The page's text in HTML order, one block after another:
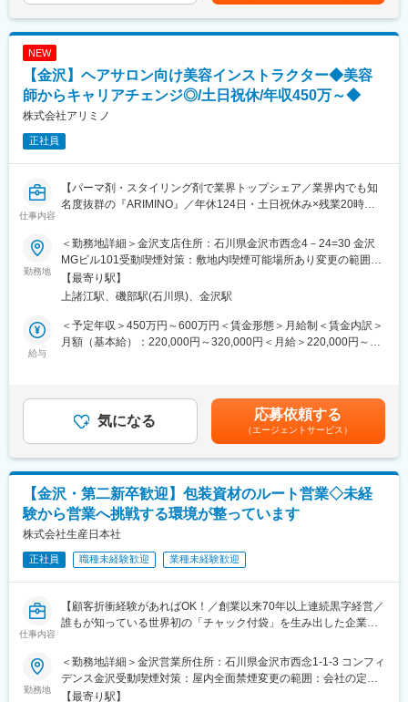
・商品の受注・販売状況の確認
※担当顧客：30～50社程度
※既存顧客中心のため、飛び込み営業はありません
※週2～3日程度の出張が発生する場合があります（エリアによ
・「売る営業」ではなく「経営を支える営業」
サロンオーナーと伴走し、店舗の売上や集客を一緒に伸ばしてい
・長期関係構築型
特約店は当社製品専売のため、深い信頼関係を築きやすい環境で
す
・未経験でも安心の教育体制
美容の専門知識（皮膚学・商品知識・メイク技術など）を体系的
に学べる研修制度あり
す。認定試験制度もあり、専門性を高めながら成長できます。
／マネジメントへのキャリアアップも可能です。
■企業の特徴
1946年創業の化粧品メーカー。天然成分にこだわり、企画・研究
開発・製造・販売まで一貫体制を構築。基礎化粧品の8割以上が医
薬部外品認可を取得しており、品質の高さに強みがあります。ま
た、「ナノ」技術の先駆けとして業界をリードしてきた実績を持
ち、現在もOEM・健康食品・ジュエリーなど多角的に事業展開を
行っています。
NEW
【金沢】ヘアサロン向け美容インストラクター◆美容
師からキャリアチェンジ◎/土日祝休/年収450万～◆
株式会社アリミノ
正社員
仕事内容
【パーマ剤・スタイリング剤で業界トップシェア／業界内でも知
名度抜群の『ARIMINO』／年休124日・土日祝休み×残業20時間
格を活かしたセカンドキャリアの形成】
■業務概要：
美容室専売品のインストラクターとして、顧客であるサロンの美
容師様へ同社製品（パーマ剤、スタイリング剤、ヘアケア剤、ヘ
アカラー剤など）の使用方法をレクチャーしていただきます。基
本的には営業社員との同行でサロン様へ訪問しますので、アポイ
ント取りや講習後のクロージングは営業が行います。
美容技術と経験を活かし、営業社員と一緒にサロン様をサポート
していく仕事です。営業社員からの依頼を受けて、講習内容を企
画し打ち合わせを重ねてお客様に合わせたアレンジを加えます。
・新規導入していただくための講習：実技講習をもってサロン様
に同社製品への理解を深めていただきます。
■取扱い製品について：
トリートメント等のヘアケア製品／スキンケア／頭髪および肌用
化粧品など
室専売品
◇柔軟な働き方：メイン顧客は美容サロンになるため、車での営
業や店舗閉店の20時以降に訪問していただく場合もございます
が、基本的には直行直帰が可能です。また夜遅い時間に客先訪問
勤務地
＜勤務地詳細＞金沢支店住所：石川県金沢市西念4－24=30 金沢
MGビル101受動喫煙対策：敷地内喫煙可能場所あり変更の範囲：
会社の定める事業所
【最寄り駅】
上諸江駅、磯部駅(石川県)、金沢駅
給与
＜予定年収＞450万円～600万円＜賃金形態＞月給制＜賃金内訳＞
月額（基本給）：220,000円～320,000円＜月給＞220,000円～
額)は固定手当を含めた表記です。
気になる 応募依頼する
（エージェントサービス）
【金沢・第二新卒歓迎】包装資材のルート営業◇未経
験から営業へ挑戦する環境が整っています
株式会社生産日本社
正社員 職種未経験歓迎 業種未経験歓迎
仕事内容
【顧客折衝経験があればOK！／創業以来70年以上連続黒字経営／
誰もが知っている世界初の「チャック付袋」を生み出した企業／
フバランスを整えたい方におススメ◎／安定した基盤】
世界初の一体型チャック付袋を開発したメーカーで、既存顧客に
勤務地
＜勤務地詳細＞金沢営業所住所：石川県金沢市西念1-1-3 コンフィ
デンス金沢受動喫煙対策：屋内全面禁煙変更の範囲：会社の定め
る事業所
【最寄り駅】